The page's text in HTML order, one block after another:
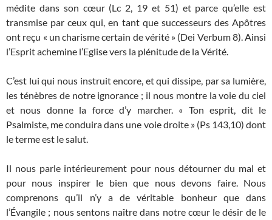
médite dans son cœur (Lc 2, 19 et 51) et parce qu’elle est
transmise par ceux qui, en tant que successeurs des Apôtres
ont reçu « un charisme certain de vérité » (Dei Verbum 8). Ainsi
l’Esprit achemine l’Eglise vers la plénitude de la Vérité.
C’est lui qui nous instruit encore, et qui dissipe, par sa lumière,
les ténèbres de notre ignorance ; il nous montre la voie du ciel
et nous donne la force d’y marcher. « Ton esprit, dit le
Psalmiste, me conduira dans une voie droite » (Ps 143,10) dont
le terme est le salut.
Il nous parle intérieurement pour nous détourner du mal et
pour nous inspirer le bien que nous devons faire. Nous
comprenons qu’il n’y a de véritable bonheur que dans
l’Évangile ; nous sentons naître dans notre cœur le désir de le